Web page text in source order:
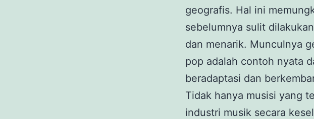
geografis. Hal ini
sebelumnya sulit
dan menarik. Munculnya
pop adalah contoh nyata
beradaptasi dan
Tidak hanya musisi yang
industri musik secara